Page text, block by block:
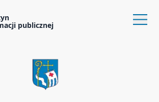
publicznej